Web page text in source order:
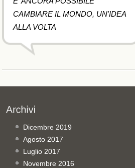
CAMBIARE IL MONDO, UN'IDEA
ALLA VOLTA
Dicembre 2019
Agosto 2017
Luglio 2017
Novembre 2016